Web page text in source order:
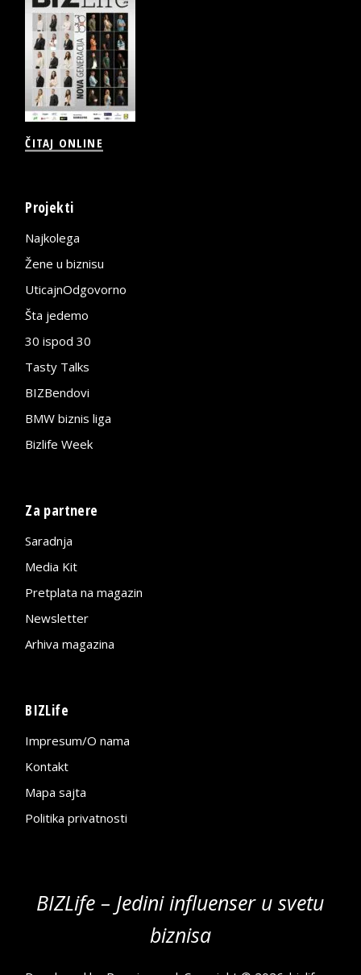
ČITAJ ONLINE
Projekti
Najkolega
Žene u biznisu
UticajnOdgovorno
Šta jedemo
30 ispod 30
Tasty Talks
BIZBendovi
BMW biznis liga
Bizlife Week
Za partnere
Saradnja
Media Kit
Pretplata na magazin
Newsletter
Arhiva magazina
BIZLife
Impresum/O nama
Kontakt
Mapa sajta
Politika privatnosti
BIZLife – Jedini influenser u svetu
biznisa